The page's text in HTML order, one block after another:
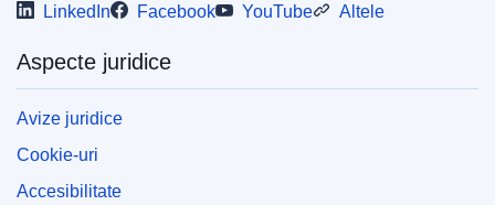
LinkedIn Facebook YouTube Altele
Aspecte juridice
Avize juridice
Cookie-uri
Accesibilitate